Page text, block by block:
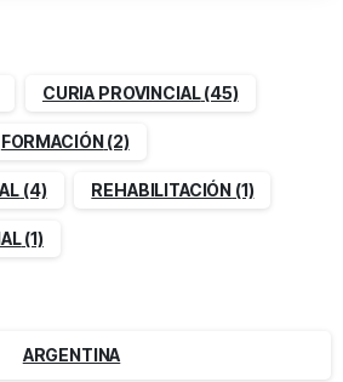
CURIA PROVINCIAL(45)
FORMACIÓN(2)
(4) REHABILITACIÓN (1)
(1)
ARGENTINA